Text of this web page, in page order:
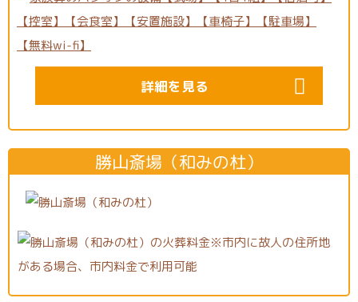
詳細を見る
勝山斎場（和みの杜）